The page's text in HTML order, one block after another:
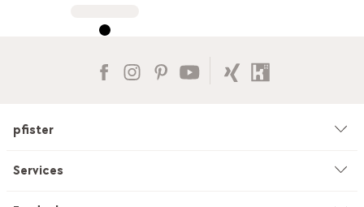
pfister
Unternehmen
Services